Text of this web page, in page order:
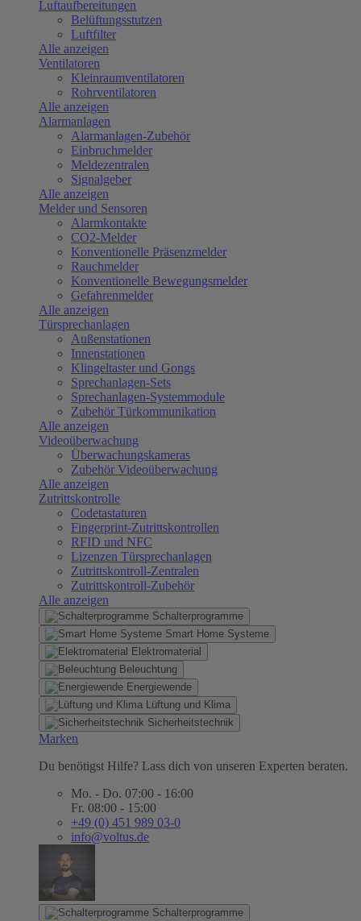
Luftaufbereitungen
Belüftungsstutzen
Luftfilter
Alle anzeigen
Ventilatoren
Kleinraumventilatoren
Rohrventilatoren
Alle anzeigen
Alarmanlagen
Alarmanlagen-Zubehör
Einbruchmelder
Meldezentralen
Signalgeber
Alle anzeigen
Melder und Sensoren
Alarmkontakte
CO2-Melder
Konventionelle Präsenzmelder
Rauchmelder
Konventionelle Bewegungsmelder
Gefahrenmelder
Alle anzeigen
Türsprechanlagen
Außenstationen
Innenstationen
Klingeltaster und Gongs
Sprechanlagen-Sets
Sprechanlagen-Systemmodule
Zubehör Türkommunikation
Alle anzeigen
Videoüberwachung
Überwachungskameras
Zubehör Videoüberwachung
Alle anzeigen
Zutrittskontrolle
Codetastaturen
Fingerprint-Zutrittskontrollen
RFID und NFC
Lizenzen Türsprechanlagen
Zutrittskontroll-Zentralen
Zutrittskontroll-Zubehör
Alle anzeigen
Schalterprogramme
Smart Home Systeme
Elektromaterial
Beleuchtung
Energiewende
Lüftung und Klima
Sicherheitstechnik
Marken
Du benötigst Hilfe? Lass dich von unseren Experten beraten.
Mo. - Do. 07:00 - 16:00
Fr. 08:00 - 15:00
+49 (0) 451 989 03-0
info@voltus.de
Schalterprogramme